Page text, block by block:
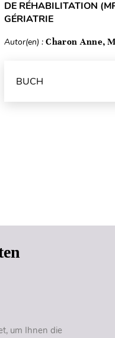
DE RÉHABILITATION
GÉRIATRIE
Autor(en) : Charon Anne,
BUCH
um Ihnen die